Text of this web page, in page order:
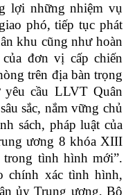
lợi những nhiệm vụ
phó, tiếp tục phát
khu cũng như hoàn
đơn vị cấp chiến
trên địa bàn trọng
cầu LLVT Quân
sắc, nắm vững chủ
sách, pháp luật của
ương 8 khóa XIII
tình hình mới”.
chính xác tình hình,
ủy Trung ương, Bộ